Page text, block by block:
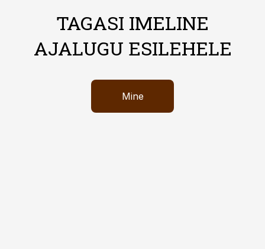
TAGASI IMELINE
AJALUGU ESILEHELE
Mine